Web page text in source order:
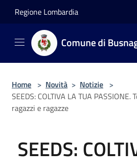
Regione Lombardia
Comune di
Home > Novità > Notizie >
SEEDS: COLTIVA LA TUA
ragazzi e ragazze
SEEDS: